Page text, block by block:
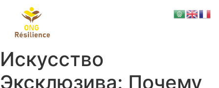
Искусство
Эксклюзива: Почему